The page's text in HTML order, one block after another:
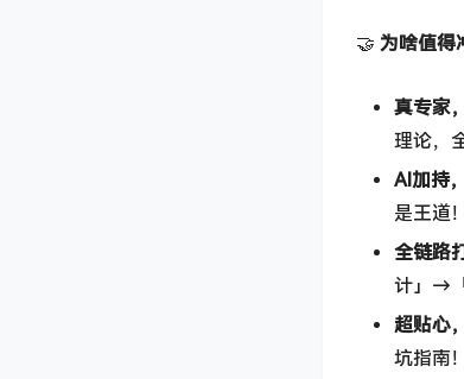
🤝 ​ 为啥值得
真专家
理论，
AI加持
是王道
全链路
计」→
超贴心
坑指南